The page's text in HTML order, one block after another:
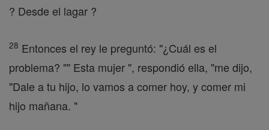
? Desde el lagar ?
28 Entonces el rey le preguntó: "¿Cuál es el
problema? "" Esta mujer ", respondió ella, "me dijo,
"Dale a tu hijo, lo vamos a comer hoy, y comer mi
hijo mañana. "